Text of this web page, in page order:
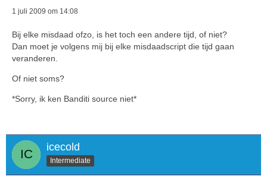
1 juli 2009 om 14:08
Bij elke misdaad ofzo, is het toch een andere tijd, of niet?
Dan moet je volgens mij bij elke misdaadscript die tijd gaan
veranderen.
Of niet soms?
*Sorry, ik ken Banditi source niet*
icecold
Intermediate